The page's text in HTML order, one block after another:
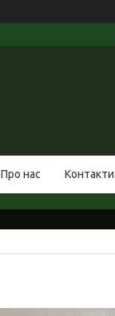
Про нас Контакти